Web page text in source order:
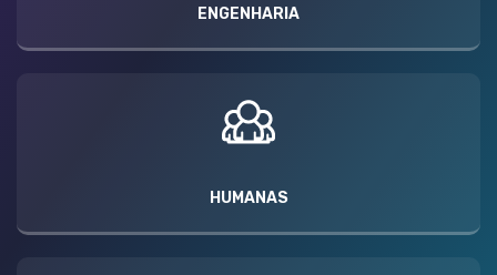
ENGENHARIA
HUMANAS